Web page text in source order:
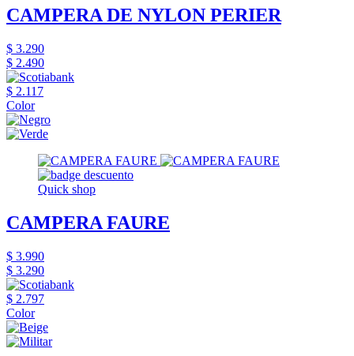
CAMPERA DE NYLON PERIER
$ 3.290
$ 2.490
$ 2.117
Color
Quick shop
CAMPERA FAURE
$ 3.990
$ 3.290
$ 2.797
Color